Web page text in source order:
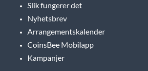
Slik fungerer det
Nyhetsbrev
Arrangementskalender
CoinsBee Mobilapp
Kampanjer